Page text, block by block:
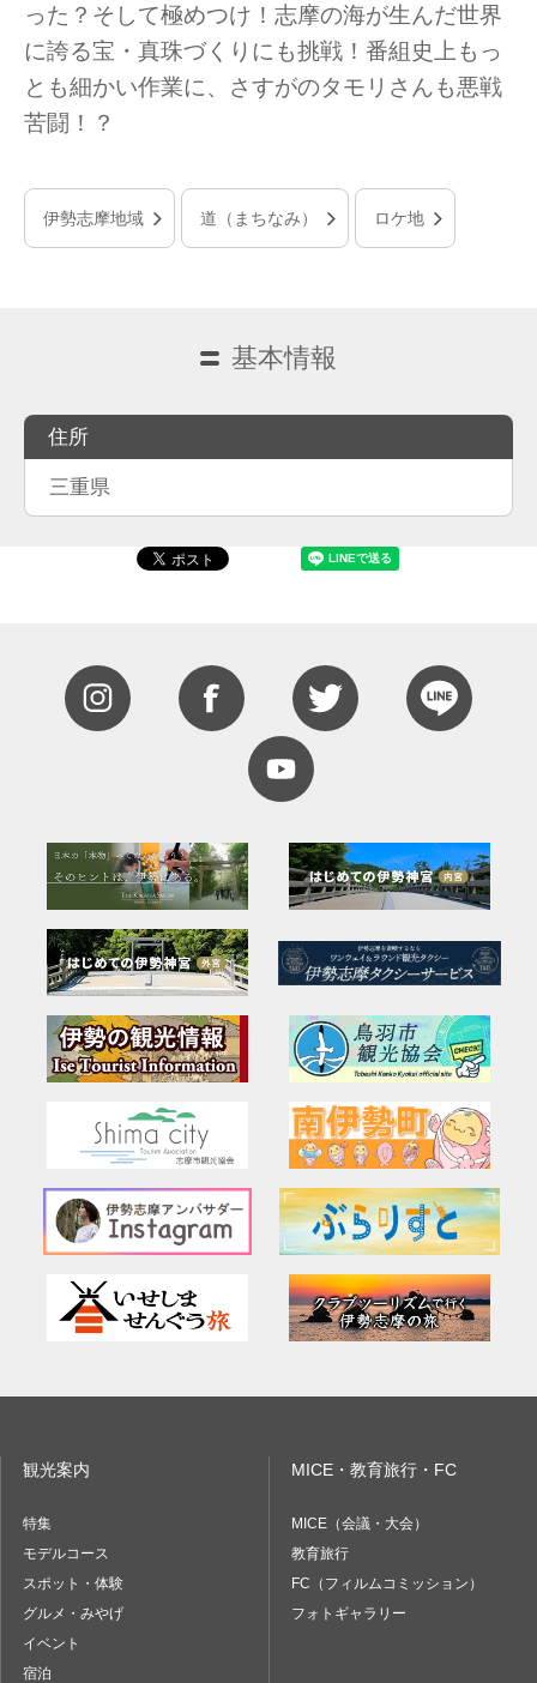
った？そして極めつけ！志摩の海が生んだ世界
に誇る宝・真珠づくりにも挑戦！番組史上もっ
とも細かい作業に、さすがのタモリさんも悪戦
苦闘！？
伊勢志摩地域 道（まちなみ） ロケ地
基本情報
住所
三重県
観光案内
特集
モデルコース
スポット・体験
グルメ・みやげ
イベント
宿泊
MICE・教育旅行・FC
MICE（会議・大会）
教育旅行
FC（フィルムコミッション）
フォトギャラリー